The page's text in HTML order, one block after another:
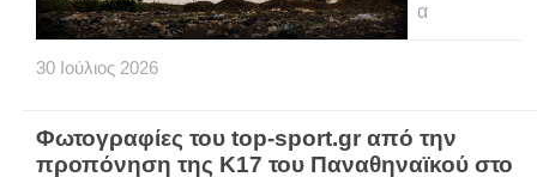
α
30 Ιούλιος 2026
Φωτογραφίες του top-sport.gr από την
προπόνηση της Κ17 του Παναθηναϊκού στο